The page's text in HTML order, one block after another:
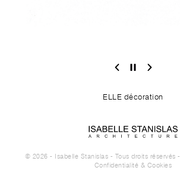
ELLE décoration
© 2026 - Isabelle Stanislas - Tous droits réservés -
Confidentialité & Cookies